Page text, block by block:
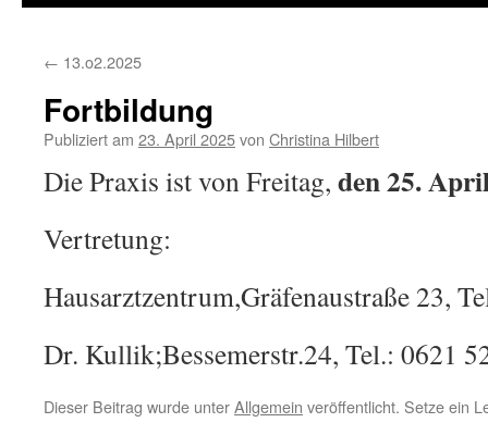
← 13.o2.2025
Fortbildung
Publiziert am 23. April 2025von Christina Hilbert
Die Praxis ist von Freitag, den 25.
Vertretung:
Hausarztzentrum,Gräfenaustraße 23,
Dr. Kullik;Bessemerstr.24, Tel.: 0621
Dieser Beitrag wurde unterAllgemein veröffentlicht. Setze ein